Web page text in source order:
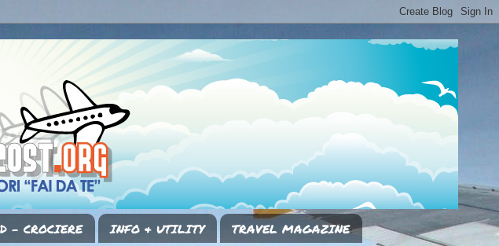
- CROCIERE INFO & UTILITY
TRAVEL MAGAZINE